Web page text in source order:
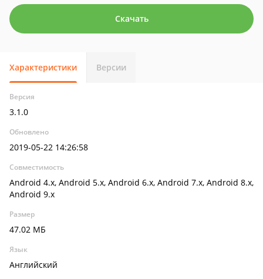
Скачать
Характеристики Версии
Версия
3.1.0
Обновлено
2019-05-22 14:26:58
Совместимость
Android 4.x, Android 5.x, Android 6.x, Android 7.x, Android 8.x,
Android 9.x
Размер
47.02 МБ
Язык
Английский